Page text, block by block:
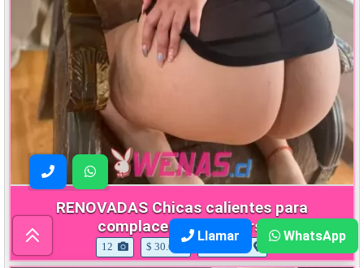
RENOVADAS Chicas calientes para
complacerte las 24 hrs
12 $ 30.000 La Florida
Llamar WhatsApp